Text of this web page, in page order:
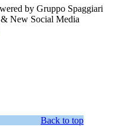
by Gruppo Spaggiari
New Social Media
Back to top